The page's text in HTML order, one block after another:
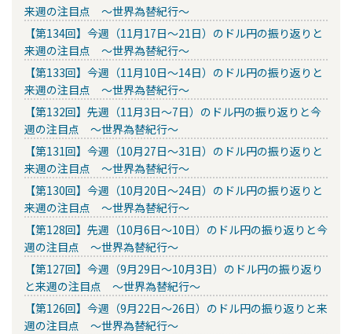
来週の注目点 ～世界為替紀行～
【第134回】今週（11月17日～21日）のドル円の振り返りと
来週の注目点 ～世界為替紀行～
【第133回】今週（11月10日～14日）のドル円の振り返りと
来週の注目点 ～世界為替紀行～
【第132回】先週（11月3日～7日）のドル円の振り返りと今
週の注目点 ～世界為替紀行～
【第131回】今週（10月27日～31日）のドル円の振り返りと
来週の注目点 ～世界為替紀行～
【第130回】今週（10月20日～24日）のドル円の振り返りと
来週の注目点 ～世界為替紀行～
【第128回】先週（10月6日～10日）のドル円の振り返りと今
週の注目点 ～世界為替紀行～
【第127回】今週（9月29日～10月3日）のドル円の振り返り
と来週の注目点 ～世界為替紀行～
【第126回】今週（9月22日～26日）のドル円の振り返りと来
週の注目点 ～世界為替紀行～